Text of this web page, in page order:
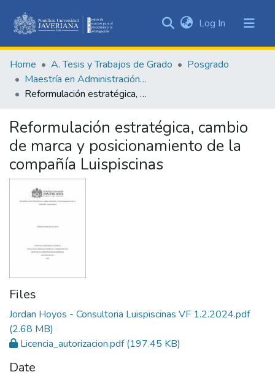
&
Collections
Statistics
Log In (current)
Home A. Tesis y Trabajos de Grado
Posgrado
Maestría en Administración de Empresas
Reformulación estratégica, cambio de marca y posicionamiento de la compañía Luispiscinas
Reformulación estratégica, cambio
de marca y posicionamiento de la
compañía Luispiscinas
Files
Jordan Hoyos - Consultoria Luispiscinas VF 1.2.2024.pdf
(2.68 MB)
Licencia_autorizacion.pdf(197.45 KB)
Date